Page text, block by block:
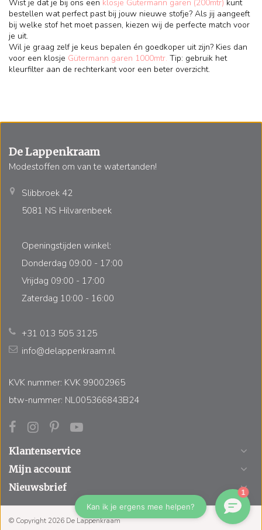
Wist je dat je bij ons een klosje Gütermann garen (200mtr) kunt
bestellen wat perfect past bij jouw nieuwe stofje? Als jij aangeeft
bij welke stof het moet passen, kiezen wij de perfecte match voor
je uit.
Wil je graag zelf je keus bepalen én goedkoper uit zijn? Kies dan
voor een klosje Gütermann garen 1000mtr. Tip: gebruik het
kleurfilter aan de rechterkant voor een beter overzicht.
De Lappenkraam
Modestoffen om van te watertanden!
Slibbroek 42
5081 NS Hilvarenbeek
Openingstijden winkel:
Donderdag 09:00 - 17:00
Vrijdag 09:00 - 17:00
Zaterdag 10:00 - 16:00
+31 013 505 3125
info@delappenkraam.nl
KVK nummer: KVK 99002965
btw-nummer: NL005366843B24
Klantenservice
Mijn account
Nieuwsbrief
© Copyright 2026 De Lappenkraam